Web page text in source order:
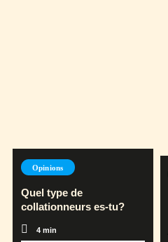
Opinions
Quel type de
collationneurs es-tu?
4 min